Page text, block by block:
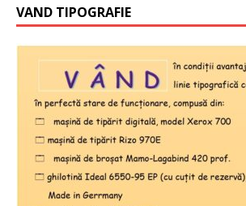
VAND TIPOGRAFIE